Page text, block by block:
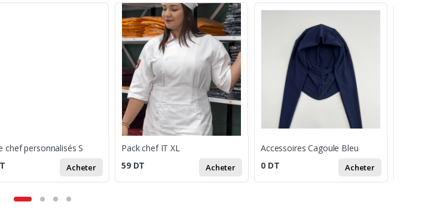
chef personnalisés S
Acheter
Pack chef IT XL
59 DT Acheter
Accessoires Cagoule Bleu
0 DT Acheter